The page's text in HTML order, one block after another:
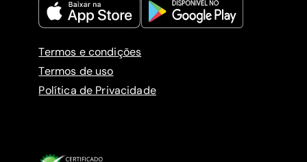
Termos e condições
Termos de uso
Política de Privacidade